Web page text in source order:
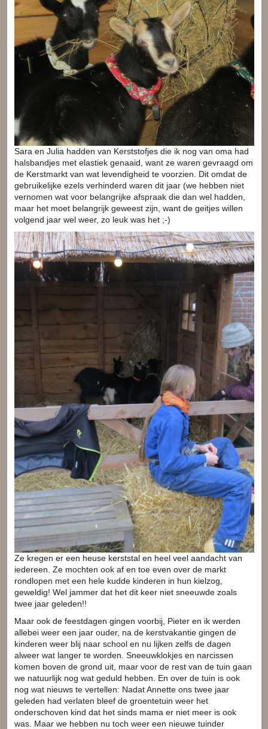
Sara en Julia hadden van Kerststofjes die ik nog van oma had
halsbandjes met elastiek genaaid, want ze waren gevraagd om
de Kerstmarkt van wat levendigheid te voorzien. Dit omdat de
gebruikelijke ezels verhinderd waren dit jaar (we hebben niet
vernomen wat voor belangrijke afspraak die dan wel hadden,
maar het moet belangrijk geweest zijn, want de geitjes willen
volgend jaar wel weer, zo leuk was het ;-)
Ze kregen er een heuse kerststal en heel veel aandacht van
iedereen. Ze mochten ook af en toe even over de markt
rondlopen met een hele kudde kinderen in hun kielzog,
geweldig! Wel jammer dat het dit keer niet sneeuwde zoals
twee jaar geleden!!
Maar ook de feestdagen gingen voorbij, Pieter en ik werden
allebei weer een jaar ouder, na de kerstvakantie gingen de
kinderen weer blij naar school en nu lijken zelfs de dagen
alweer wat langer te worden. Sneeuwklokjes en narcissen
komen boven de grond uit, maar voor de rest van de tuin gaan
we natuurlijk nog wat geduld hebben. En over de tuin is ook
nog wat nieuws te vertellen: Nadat Annette ons twee jaar
geleden had verlaten bleef de groentetuin weer het
onderschoven kind dat het sinds mama er niet meer is ook
was. Maar we hebben nu toch weer een nieuwe tuinder